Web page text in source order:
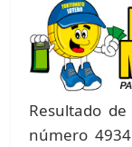
Resultado de
número